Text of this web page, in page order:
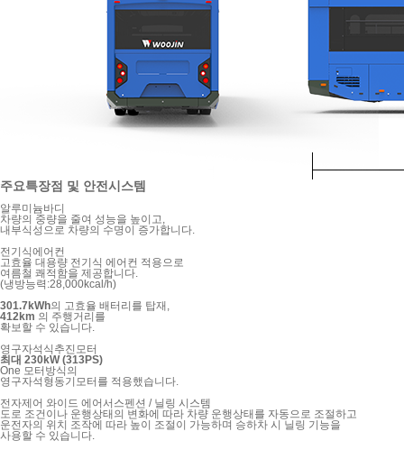
주요특장점 및 안전시스템
알루미늄바디
차량의 중량을 줄여 성능을 높이고,
내부식성으로 차량의 수명이 증가합니다.
전기식에어컨
고효율 대용량 전기식 에어컨 적용으로
여름철 쾌적함을 제공합니다.
(냉방능력:28,000kcal/h)
301.7kWh의 고효율 배터리를 탑재,
412km 의 주행거리를
확보할 수 있습니다.
영구자석식추진모터
최대 230kW (313PS)
One 모터방식의
영구자석형동기모터를 적용했습니다.
전자제어 와이드 에어서스펜션 / 닐링 시스템
도로 조건이나 운행상태의 변화에 따라 차량 운행상태를 자동으로 조절하고
운전자의 위치 조작에 따라 높이 조절이 가능하며 승하차 시 닐링 기능을
사용할 수 있습니다.